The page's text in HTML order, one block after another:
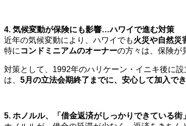
4. 気候変動が保険にも影響…ハワイで進む対策
近年の気候変動により、ハワイでも火災や自然災
特に コンドミニアムのオーナーの方々は、保険が
対策として、1992年のハリケーン・イニキ後に
は、 5月の立法会期終了までに、安心して加入で
5. ホノルル、「借金返済がしっかりできている街